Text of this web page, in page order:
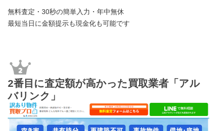
無料査定・30秒の簡単入力・年中無休
最短当日に金額提示も現金化も可能です
2番目に査定額が高かった買取業者「アル
バリンク」